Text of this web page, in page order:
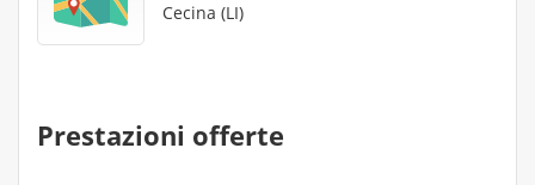
Cecina (LI)
Prestazioni offerte